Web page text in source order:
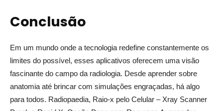
Conclusão
Em um mundo onde a tecnologia redefine constantemente os
limites do possível, esses aplicativos oferecem uma visão
fascinante do campo da radiologia. Desde aprender sobre
anatomia até brincar com simulações engraçadas, há algo
para todos. Radiopaedia, Raio-x pelo Celular – Xray Scanner